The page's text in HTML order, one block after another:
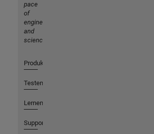
pace
of
engineering
and
science
Produkte
Testen oder Kaufen
Lernen
Support